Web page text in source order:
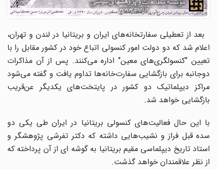
بعد از تعطیلی سفارتخانه‌های ایران و بریتانیا در لندن و تهران،
اعلام شد که دو دولت امور کنسولی اتباع خود در کشور مقابل را با
تعیین "کنسولگری‌های معین" اداره می‌کنند. پس از آن مذاکرات
دوجانبه برای بازگشایی سفارت‌خانه‌ها تداوم یافت و گفته می‌شود
مراکز دیپلماتیک دو کشور در پایتخت‌های یکدیگر عن‌قریب
بازگشایی خواهد شد.
با این حال فعالیت‌های کنسولی بریتانیا در ایران طی یکی دو
سده قبل فراز و نشیب‌هایی داشته که دکتر تفرشی پژوهشگر و
استاد تاریخ دیپلماسی مقیم بریتانیا به گوشه ای از آن پرداخته که
از نظر علاقمندان خواهد گذشت.